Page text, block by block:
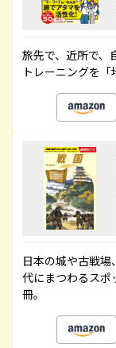
旅先で、近所で、
トレーニングを
日本の城や古戦
代にまつわるスポ
冊。